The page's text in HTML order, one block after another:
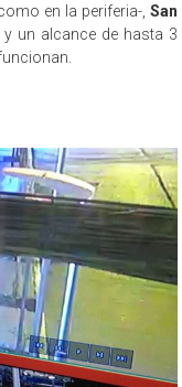
en la periferia-, San
y un alcance de hasta 3